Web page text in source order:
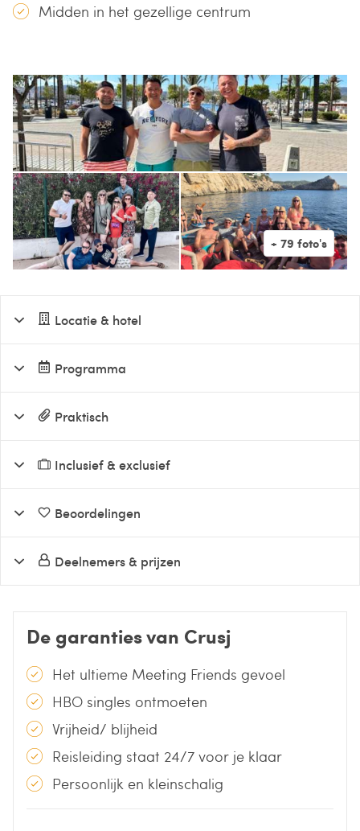
Midden in het gezellige centrum
Locatie & hotel
Programma
Praktisch
Inclusief & exclusief
Beoordelingen
Deelnemers & prijzen
De garanties van Crusj
Het ultieme Meeting Friends gevoel
HBO singles ontmoeten
Vrijheid/ blijheid
Reisleiding staat 24/7 voor je klaar
Persoonlijk en kleinschalig